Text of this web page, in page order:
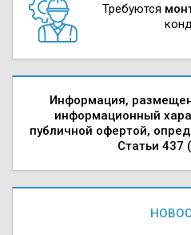
Требуются
Информация,
информационный
публичной офертой,
Статьи 437